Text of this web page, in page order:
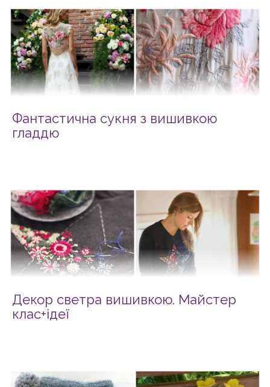
Фантастична сукня з вишивкою
гладдю
Декор светра вишивкою. Майстер
клас+ідеї